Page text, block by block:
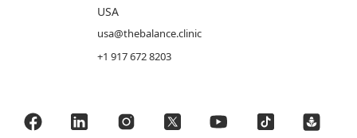
USA
usa@thebalance.clinic
+1 917 672 8203